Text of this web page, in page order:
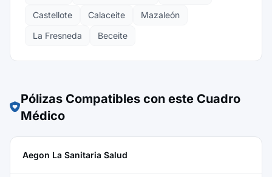
Castellote
Calaceite
Mazaleón
La Fresneda
Beceite
Pólizas Compatibles con este Cuadro
Médico
Aegon La Sanitaria Salud